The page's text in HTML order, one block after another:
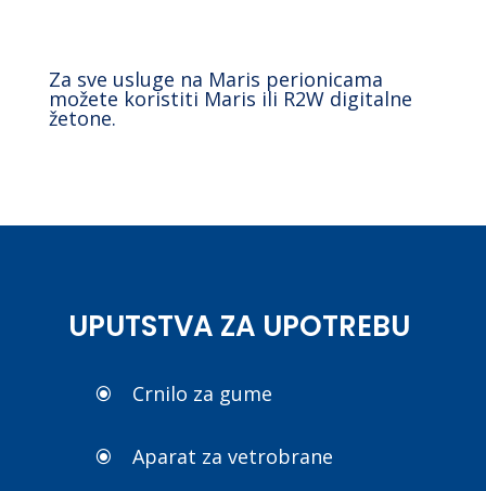
Za sve usluge na Maris perionicama
možete koristiti Maris ili R2W digitalne
žetone.
UPUTSTVA ZA UPOTREBU
\ Crnilo za gume
\ Aparat za vetrobrane